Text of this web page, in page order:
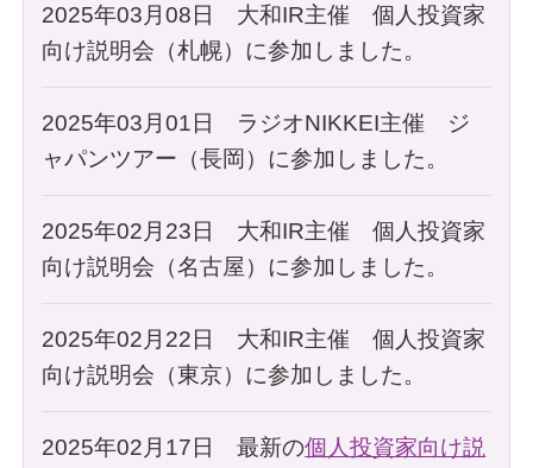
2025年03月08日 大和IR主催 個人投資家
向け説明会（札幌）に参加しました。
2025年03月01日 ラジオNIKKEI主催 ジ
ャパンツアー（長岡）に参加しました。
2025年02月23日 大和IR主催 個人投資家
向け説明会（名古屋）に参加しました。
2025年02月22日 大和IR主催 個人投資家
向け説明会（東京）に参加しました。
2025年02月17日 最新の個人投資家向け説